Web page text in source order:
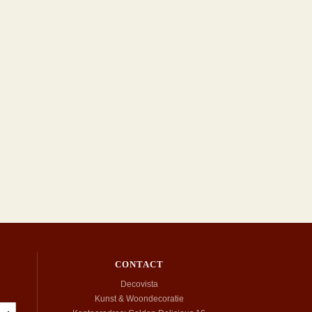
CONTACT
Decovista
Kunst & Woondecoratie